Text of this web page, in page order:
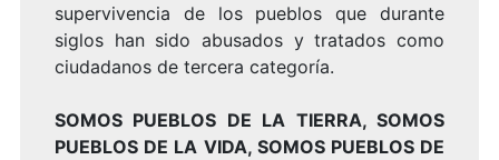
supervivencia de los pueblos que durante
siglos han sido abusados y tratados como
ciudadanos de tercera categoría.
SOMOS PUEBLOS DE LA TIERRA, SOMOS
PUEBLOS DE LA VIDA, SOMOS PUEBLOS DE